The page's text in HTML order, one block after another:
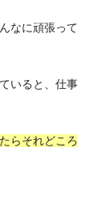
なに頑張って
いると、仕事
らそれどころ